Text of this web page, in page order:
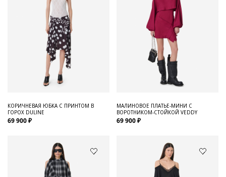
КОРИЧНЕВАЯ ЮБКА С ПРИНТОМ В
ГОРОХ DULINE
69 900 ₽
МАЛИНОВОЕ ПЛАТЬЕ-МИНИ С
ВОРОТНИКОМ-СТОЙКОЙ VEDDY
69 900 ₽